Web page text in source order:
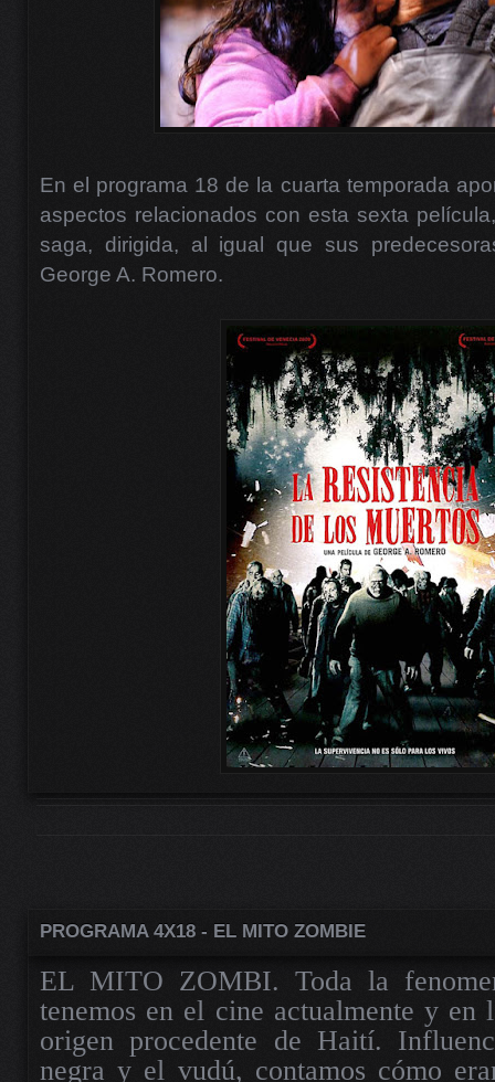
En el programa 18 de la cuarta temporada
aspectos relacionados con esta sexta
saga, dirigida, al igual que sus
George A. Romero.
PROGRAMA 4X18 - EL MITO ZOMBIE
EL MITO ZOMBI. Toda la
tenemos en el cine actualmente y en
origen procedente de Haití.
negra y el vudú, contamos cómo